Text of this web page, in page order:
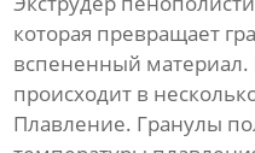
Линия по производству
гофрированных труб из
Линия по производству
которая превращает
вспененный материал.
происходит в
Плавление. Гранулы